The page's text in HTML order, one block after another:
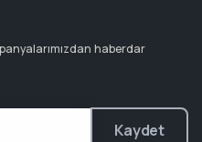
haberdar
Kaydet